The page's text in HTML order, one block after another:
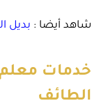
شاهد أيضا : بديل
خدمات
الطائف